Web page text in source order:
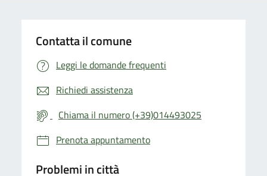
Contatta il comune
Leggi le domande frequenti
Richiedi assistenza
Chiama il numero (+39)014493025
Prenota appuntamento
Problemi in città